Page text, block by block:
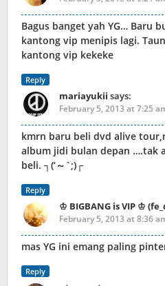
Bagus banget yah YG… Baru
kantong vip menipis lagi.
kantong vip kekeke
Reply
mariayukii says:
February 5, 2013 at 7:25
kmrn baru beli dvd alive
album jidi bulan depan ….tak
beli. ┐(‘～`;)┌
Reply
♔ BIGBANG is VIP ♔
February 5, 2013 at 8:36
mas YG ini emang paling
Reply